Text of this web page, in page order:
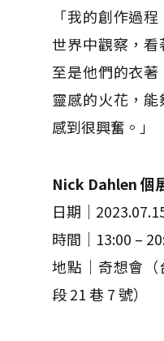
「我的創作過
世界中觀察，
至是他們的衣
靈感的火花，
感到很興奮。」
Nick Dahlen 個
日期｜
時間｜13:00 –
地點｜奇想會
段 21 巷 7 號）